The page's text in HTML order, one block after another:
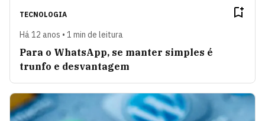
TECNOLOGIA
Há 12 anos • 1 min de leitura
Para o WhatsApp, se manter simples é
trunfo e desvantagem